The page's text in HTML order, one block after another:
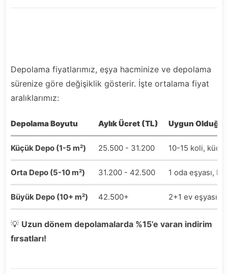
Depolama fiyatlarımız, eşya hacminize ve depolama
sürenize göre değişiklik gösterir. İşte ortalama fiyat
aralıklarımız:
Depolama Boyutu Aylık Ücret (TL) Uygun Olduğu
Küçük Depo (1-5 m²) 25.500 - 31.200 10-15 koli,
Orta Depo (5-10 m²) 31.200 - 42.500 1 oda eşyası,
Büyük Depo (10+ m²) 42.500+ 2+1 ev eşyası,
💡 Uzun dönem depolamalarda %15’e varan indirim
fırsatları!